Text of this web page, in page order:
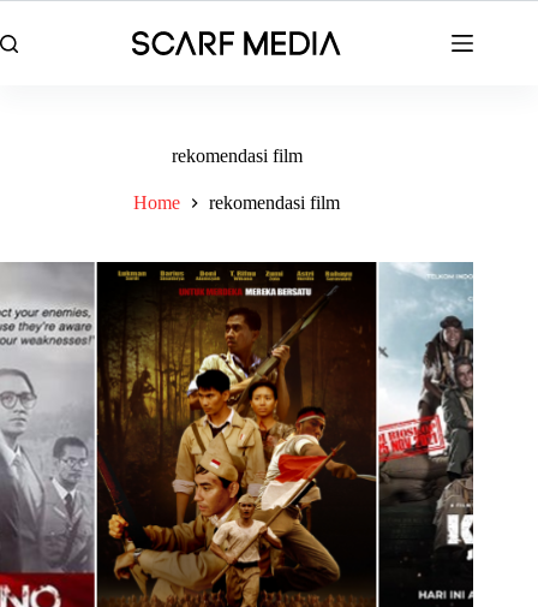
to
content
rekomendasi film
Home rekomendasi film